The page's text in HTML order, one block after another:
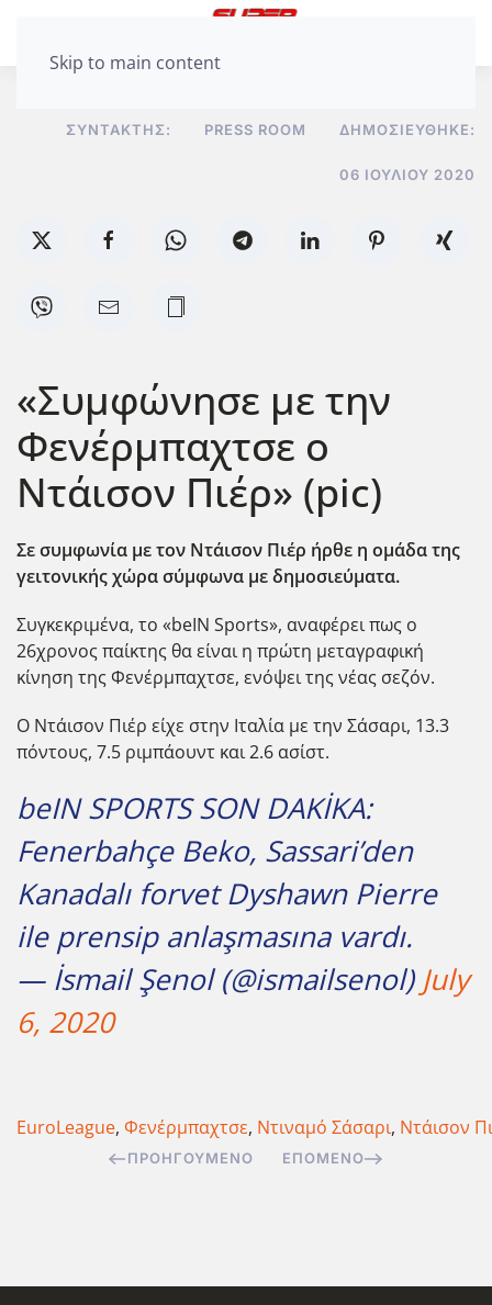
Skip to main content
ΣΥΝΤΆΚΤΗΣ: PRESS ROOM ΔΗΜΟΣΙΕΎΘΗΚΕ:
06 ΙΟΥΛΊΟΥ 2020
«Συμφώνησε με την
Φενέρμπαχτσε ο
Ντάισον Πιέρ» (pic)
Σε συμφωνία με τον Ντάισον Πιέρ ήρθε η ομάδα της
γειτονικής χώρα σύμφωνα με δημοσιεύματα.
Συγκεκριμένα, το «beIN Sports», αναφέρει πως ο
26χρονος παίκτης θα είναι η πρώτη μεταγραφική
κίνηση της Φενέρμπαχτσε, ενόψει της νέας σεζόν.
Ο Ντάισον Πιέρ είχε στην Ιταλία με την Σάσαρι, 13.3
πόντους, 7.5 ριμπάουντ και 2.6 ασίστ.
beIN SPORTS SON DAKİKA:
Fenerbahçe Beko, Sassari’den
Kanadalı forvet Dyshawn Pierre
ile prensip anlaşmasına vardı.
— İsmail Şenol (@ismailsenol) July
6, 2020
EuroLeague, Φενέρμπαχτσε, Ντιναμό Σάσαρι, Ντάισον
ΠΡΟΗΓΟΎΜΕΝΟ ΕΠΌΜΕΝΟ